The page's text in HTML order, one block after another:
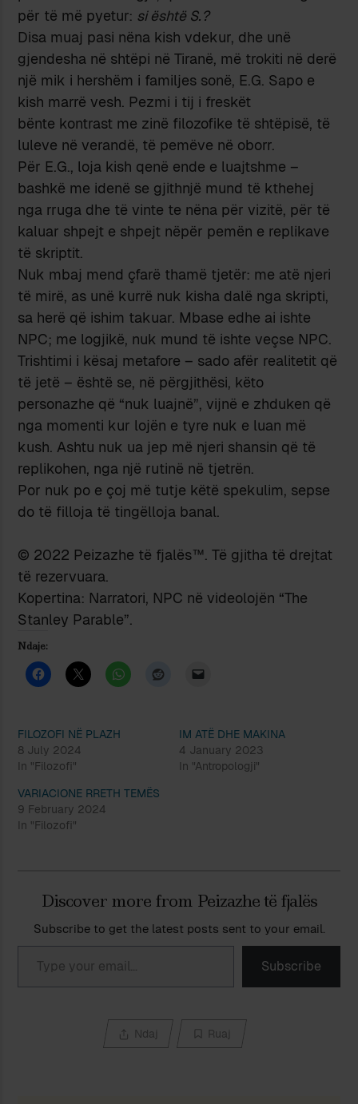
për të më pyetur: si është S.?
Disa muaj pasi nëna kish vdekur, dhe unë
gjendesha në shtëpi në Tiranë, më trokiti në derë
një mik i hershëm i familjes sonë, E.G. Sapo e
kish marrë vesh. Pezmi i tij i freskët
bënte kontrast me zinë filozofike të shtëpisë, të
luleve në verandë, të pemëve në oborr.
Për E.G., loja kish qenë ende e luajtshme –
bashkë me idenë se gjithnjë mund të kthehej
nga rruga dhe të vinte te nëna për vizitë, për të
kaluar shpejt e shpejt nëpër pemën e replikave
të skriptit.
Nuk mbaj mend çfarë thamë tjetër: me atë njeri
të mirë, as unë kurrë nuk kisha dalë nga skripti,
sa herë që ishim takuar. Mbase edhe ai ishte
NPC; me logjikë, nuk mund të ishte veçse NPC.
Trishtimi i kësaj metafore – sado afër realitetit që
të jetë – është se, në përgjithësi, këto
personazhe që “nuk luajnë”, vijnë e zhduken që
nga momenti kur lojën e tyre nuk e luan më
kush. Ashtu nuk ua jep më njeri shansin që të
replikohen, nga një rutinë në tjetrën.
Por nuk po e çoj më tutje këtë spekulim, sepse
do të filloja të tingëlloja banal.
© 2022 Peizazhe të fjalës™. Të gjitha të drejtat
të rezervuara.
Kopertina: Narratori, NPC në videolojën “The
Stanley Parable”.
Ndaje:
FILOZOFI NË PLAZH
8 July 2024
In "Filozofi"
IM ATË DHE MAKINA
4 January 2023
In "Antropologji"
VARIACIONE RRETH TEMËS
9 February 2024
In "Filozofi"
Discover more from Peizazhe të fjalës
Subscribe to get the latest posts sent to your email.
Type your email…
Subscribe
Ndaj Ruaj